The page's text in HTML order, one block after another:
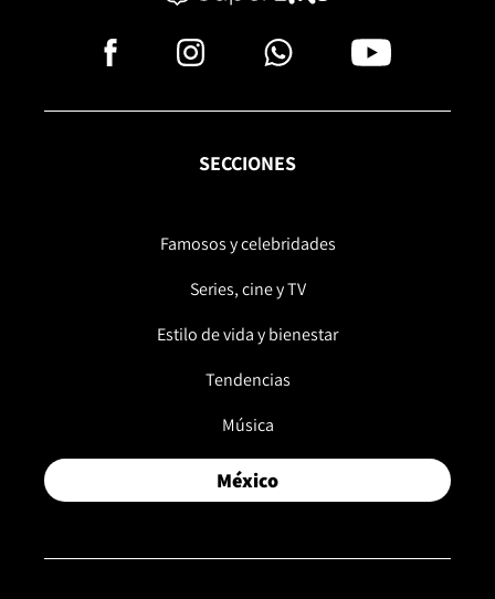
SECCIONES
Famosos y celebridades
Series, cine y TV
Estilo de vida y bienestar
Tendencias
Música
México